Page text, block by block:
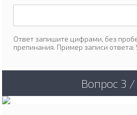
Ответ запишите цифрами, без
препинания. Пример записи ответа:
Вопрос 3 /